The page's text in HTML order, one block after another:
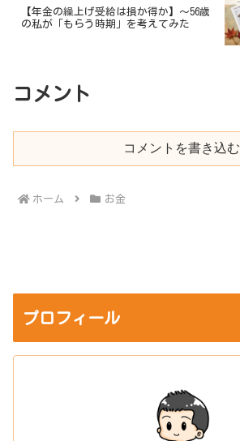
【年金の繰上げ受給は損か得か】～56歳
の私が「もらう時期」を考えてみた
コメント
コメントを書き込む
ホーム お金
プロフィール